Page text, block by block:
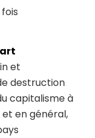
et
destruction
capitalisme à
en général,